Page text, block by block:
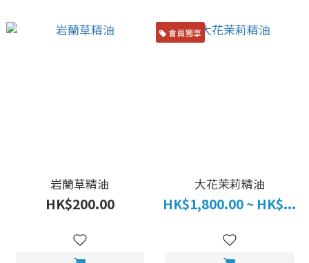
岩蘭草精油
HK$200.00
會員獨享
大花茉莉精油
HK$1,800.00 ~ HK$...